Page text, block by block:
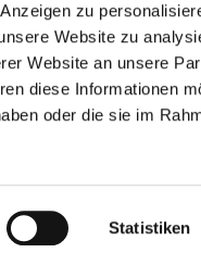
zu
Website zu
Website an unsere
diese Informationen
oder die sie im
Statistiken
 Impressum

Erklärung zur
Findorff -